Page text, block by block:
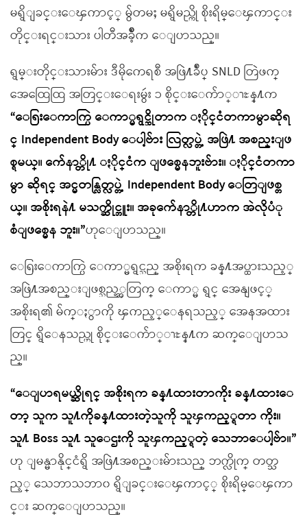
မရွိျခင္းေၾကာင့္ မွ်တမႈ မရွိမည္ကို စိုးရိမ္ေၾကာင္း
တိုင္းရင္းသား ပါတီအခ်ဳိ့က ေျပာသည္။
ရွမ္းတိုင္းသားမ်ား ဒီမိုကေရစီ အဖြဲ႔ခ်ဳပ္ SNLD တြဲဖက္
အေထြေထြ အတြင္းေရးမွဴး ၁ စိုင္းေက်ာ္ၫႊန္႔က
“ေရြးေကာက္ပြဲ ေကာ္မရွင္ဆိုတာက ႏိုင္ငံတကာမွာဆိုရ
င္ Independent Body ေပါ့ဗ်ား လြတ္လပ္တဲ့ အဖြဲ႔ အစည္းျဖ
စ္ရမယ္။ က်ေနာ္တို႔ ႏိုင္ငံက ျဖစ္မေနဘူးဗ်ား။ ႏိုင္ငံတကာ
မွာ ဆိုရင္ အင္မတန္လြတ္လပ္တဲ့ Independent Body ေတြျဖစ္တ
ယ္။ အစိုးရနဲ႔ မသက္ဆိုင္ဘူး။ အခုက်ေနာ္တို႔ဟာက အဲလိုပံု
စံျဖစ္မေန ဘူး။”ဟုေျပာသည္။
ေရြးေကာက္ပြဲ ေကာ္မရွင္သည္ အစိုးရက ခန္႔အပ္ထားသည့္
အဖြဲ႔အစည္းျဖစ္သည့္အတြက္ ေကာ္မ ရွင္ အေနျဖင့္
အစိုးရ၏ မ်က္ႏွာကို ၾကည့္ေနရသည့္ အေနအထား
တြင္ ရွိေနသည္ဟု စိုင္းေက်ာ္ၫႊန္႔က ဆက္ေျပာသ
ည္။
“ေျပာရမယ္ဆိုရင္ အစိုးရက ခန္႔ထားတာကိုး ခန္႔ထားေ
တာ့ သူက သူ႔ကိုခန္႔ထားတဲ့သူကို သူၾကည့္ရတာ ကိုး။
သူ႔ Boss သူ႔ သူေဌးကို သူၾကည့္ရတဲ့ သေဘာေပါ့ဗ်ာ။”
ဟု ျမန္မာနိုင္ငံရွိ အဖြဲ႔အစည္းမ်ားသည္ ဘက္လိုက္ တတ္သ
ည့္ သေဘာသဘာ၀ ရွိျခင္းေၾကာင့္ စိုးရိမ္ေၾကာ
င္း ဆက္ေျပာသည္။